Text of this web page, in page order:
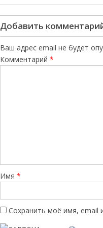
Добавить
Ваш адрес email не будет
Комментарий *
Имя *
Сохранить моё имя, email